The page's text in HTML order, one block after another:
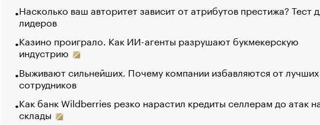
Насколько ваш авторитет зависит от атрибутов престижа? Тест
лидеров
Казино проиграло. Как ИИ-агенты разрушают букмекерскую
индустрию
Выживают сильнейших. Почему компании избавляются от лучших
сотрудников
Как банк Wildberries резко нарастил кредиты селлерам до атак
склады